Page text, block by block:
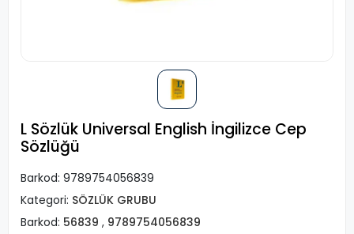
L Sözlük Universal English İngilizce Cep
Sözlüğü
Barkod: 9789754056839
Kategori: SÖZLÜK GRUBU
Barkod: 56839 , 9789754056839